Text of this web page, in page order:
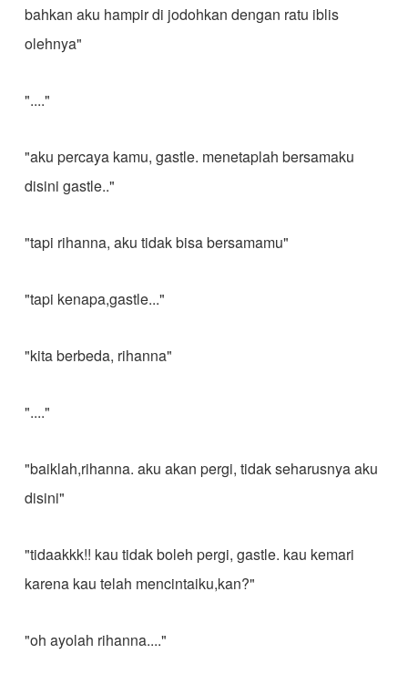
bahkan aku hampir di jodohkan dengan ratu iblis
olehnya"
"...."
"aku percaya kamu, gastle. menetaplah bersamaku
disini gastle.."
"tapi rihanna, aku tidak bisa bersamamu"
"tapi kenapa,gastle..."
"kita berbeda, rihanna"
"...."
"baiklah,rihanna. aku akan pergi, tidak seharusnya aku
disini"
"tidaakkk!! kau tidak boleh pergi, gastle. kau kemari
karena kau telah mencintaiku,kan?"
"oh ayolah rihanna...."